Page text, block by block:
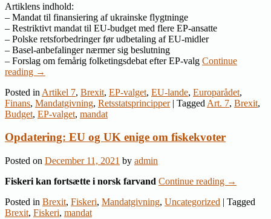
Artiklens indhold:
– Mandat til finansiering af ukrainske flygtninge
– Restriktivt mandat til EU-budget med flere EP-ansatte
– Polske retsforbedringer før udbetaling af EU-midler
– Basel-anbefalinger nærmer sig beslutning
– Forslag om femårig folketingsdebat efter EP-valg Continue
reading →
Posted in Artikel 7, Brexit, EP-valget, EU-lande, Europarådet,
Finans, Mandatgivning, Retsstatsprincipper | Tagged Art. 7, Brexit,
Budget, EP-valget, mandat
Opdatering: EU og UK enige om fiskekvoter
Posted on December 11, 2021 by admin
Fiskeri kan fortsætte i norsk farvand Continue reading →
Posted in Brexit, Fiskeri, Mandatgivning, Uncategorized | Tagged
Brexit, Fiskeri, mandat